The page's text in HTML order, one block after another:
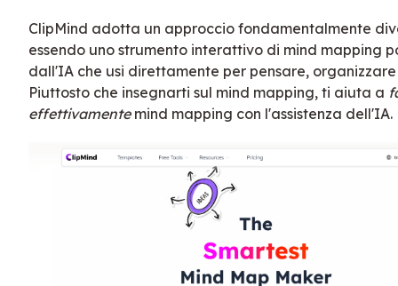
ClipMind adotta un approccio fondamentalmente
essendo uno strumento interattivo di mind mapping
dall'IA che usi direttamente per pensare,
Piuttosto che insegnarti sul mind mapping, ti aiuta a
effettivamentemind mapping con l'assistenza dell'IA.